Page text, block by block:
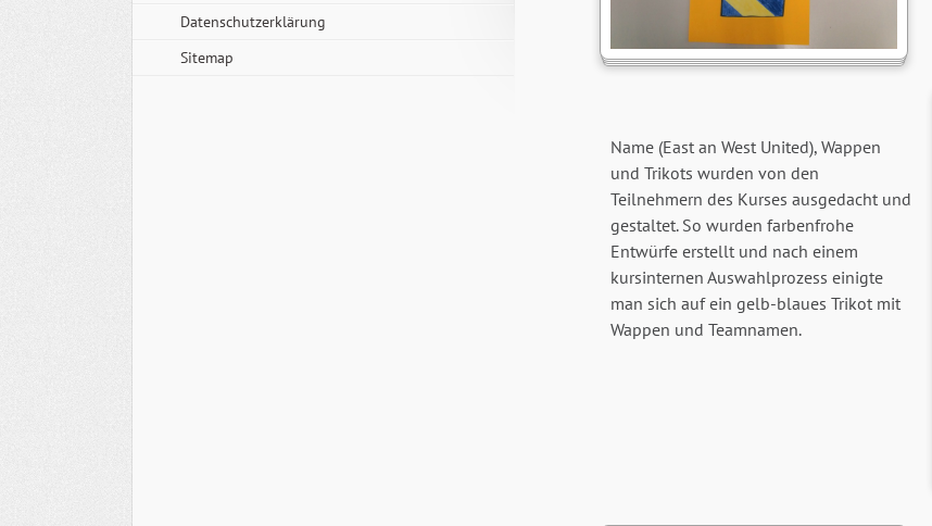
Name (East an West United), Wappen
und Trikots wurden von den
Teilnehmern des Kurses ausgedacht und
gestaltet. So wurden farbenfrohe
Entwürfe erstellt und nach einem
kursinternen Auswahlprozess einigte
man sich auf ein gelb-blaues Trikot mit
Wappen und Teamnamen.
Datenschutzerklärung
Sitemap